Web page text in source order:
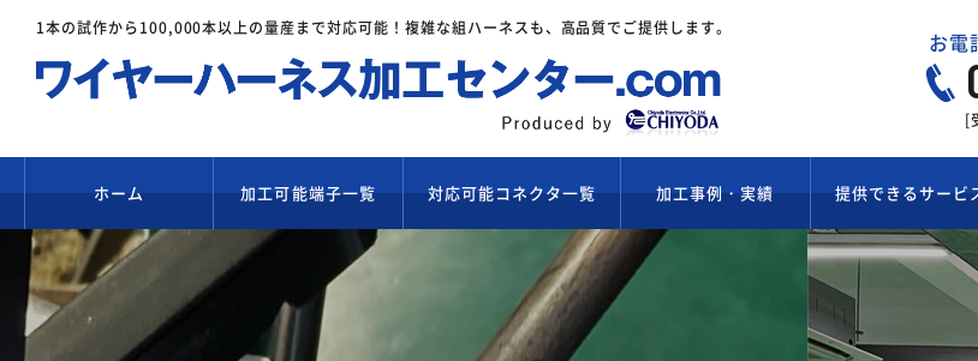
1本の試作から100,000本以上の量産まで対応可能！ 複雑な組ハーネスも、高品質でご提供します。
お電
[
ホーム 加工可能端子一覧 対応可能コネクタ一覧 加工事例・実績
標準ハーネス加工
提供できるサービ
試作ワイヤーハーネス加
組ハーネス化支援